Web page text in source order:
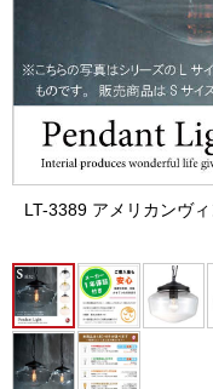
LT-3389 アメリカンヴ